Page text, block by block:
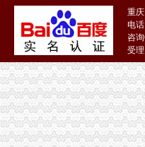
重庆钢铁：东莞证券有限责任公
重庆钢铁：东莞证券有限责任公
重庆钢铁：东莞证券有限责任公
中央第四环境保护督察组向我省
我在宝安西乡,到深圳文锦中学怎
重庆钢铁：重大资产购买并募集
陈家湾办税务登记证
关于印发《2014年郴州市“民生
临川区2014年秋季小学招生实施
[公告]重庆钢铁：详式权益变动
重
电话
咨
受
51La